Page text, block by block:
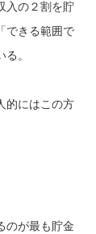
入の２割を貯
できる範囲で
。
的にはこの方
のが最も貯金